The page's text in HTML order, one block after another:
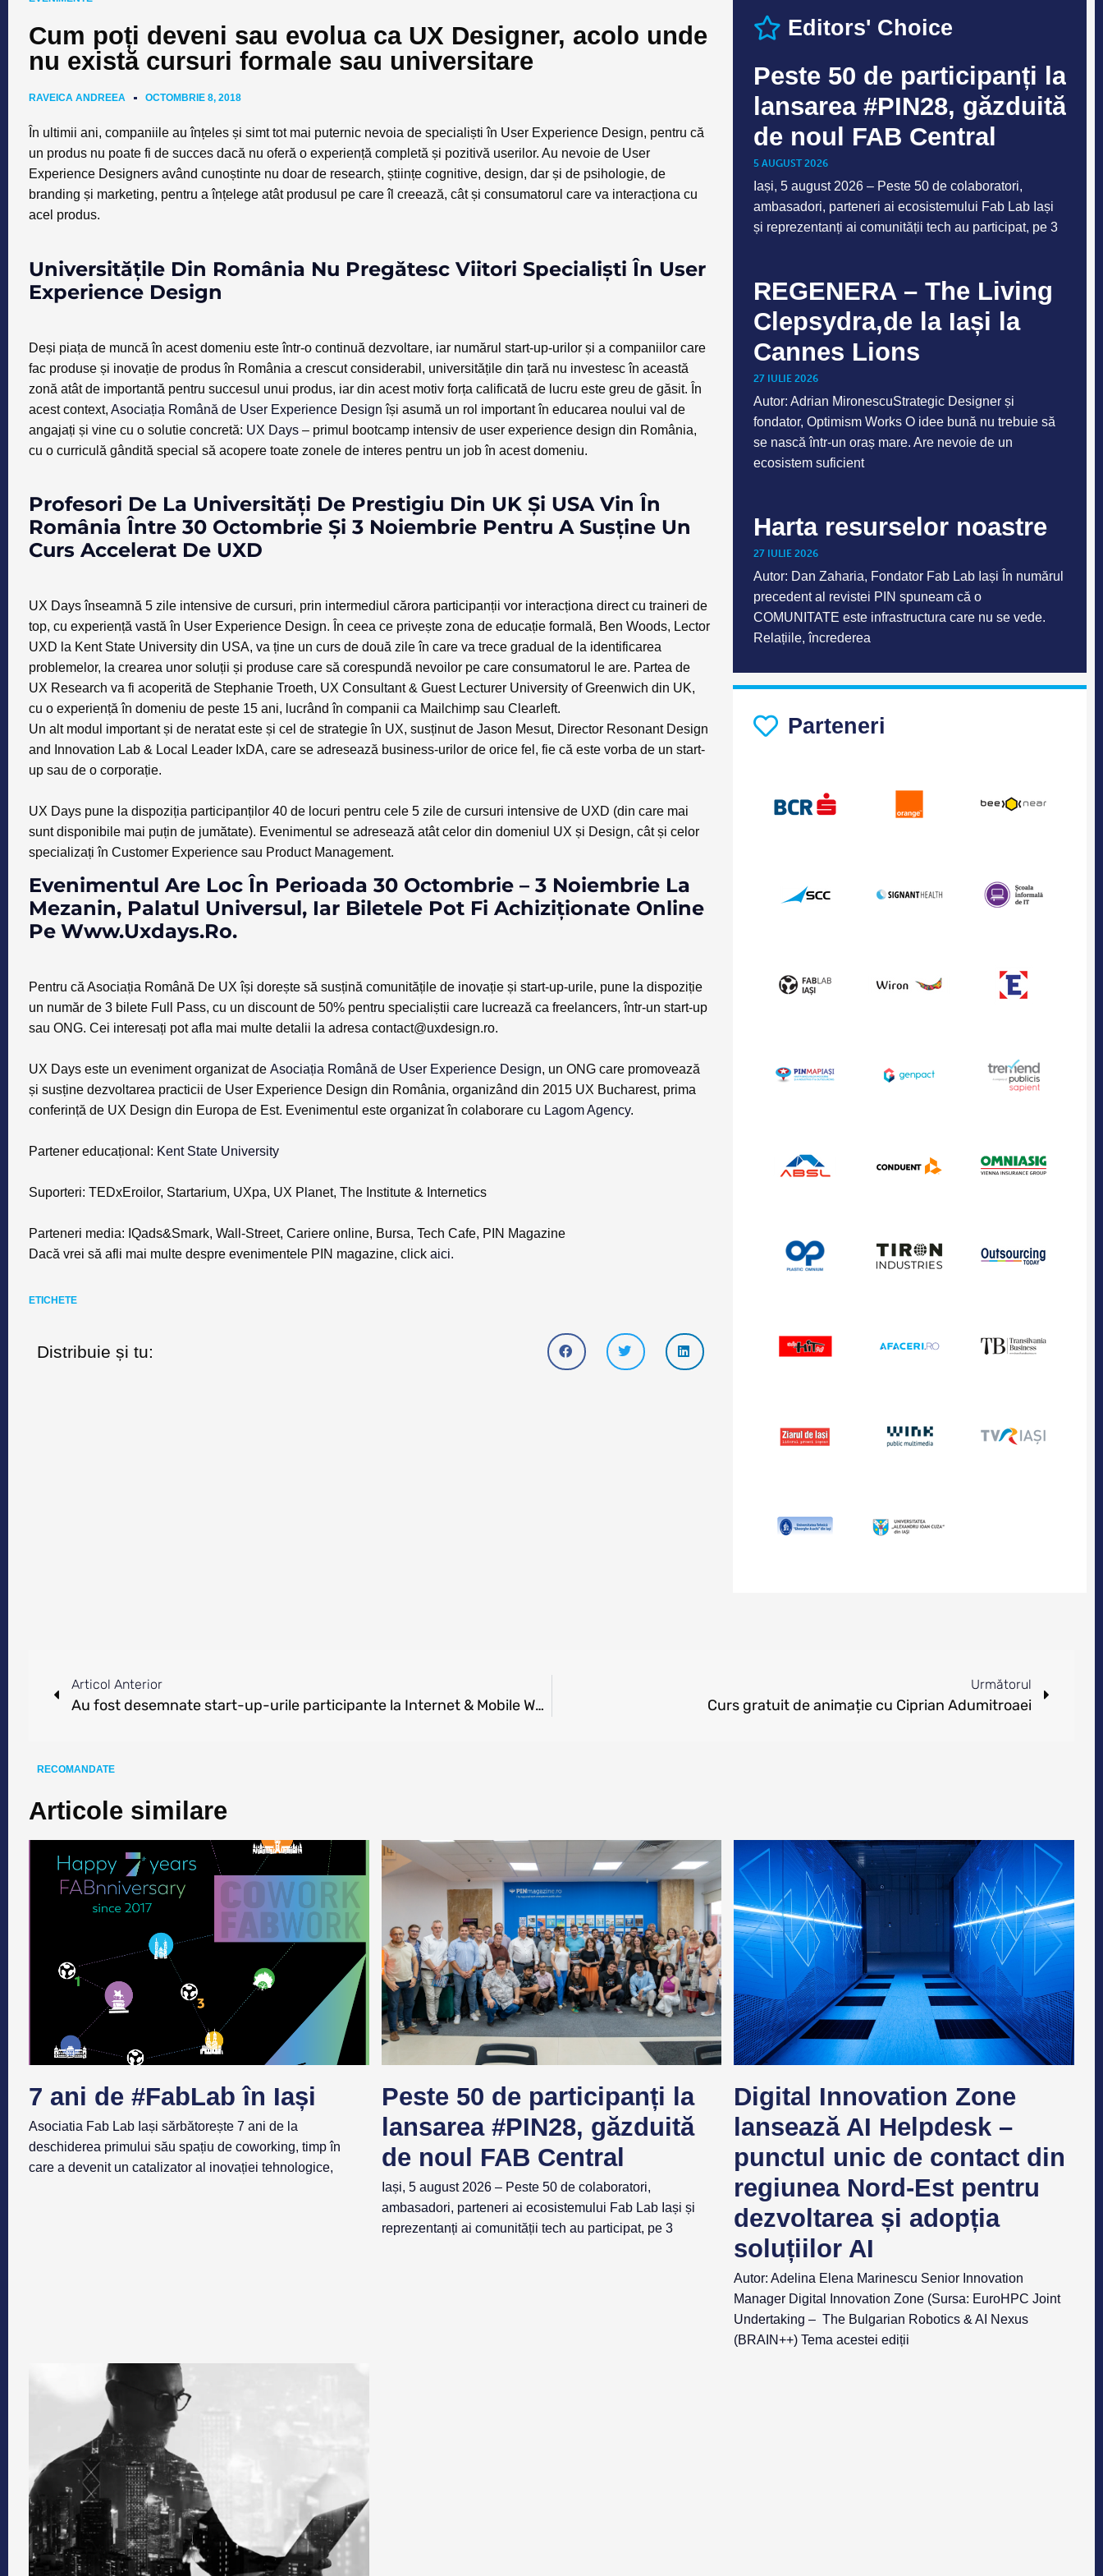
Cum poți deveni sau evolua ca UX Designer, acolo unde
nu există cursuri formale sau universitare
RAVEICA ANDREEA OCTOMBRIE 8, 2018
În ultimii ani, companiile au înțeles și simt tot mai puternic nevoia de specialiști în User Experience Design, pentru că
un produs nu poate fi de succes dacă nu oferă o experiență completă și pozitivă userilor. Au nevoie de User
Experience Designers având cunoștinte nu doar de research, științe cognitive, design, dar și de psihologie, de
branding și marketing, pentru a înțelege atât produsul pe care îl creează, cât și consumatorul care va interacționa cu
acel produs.
Universitățile Din România Nu Pregătesc Viitori Specialiști În User
Experience Design
Deși piața de muncă în acest domeniu este într-o continuă dezvoltare, iar numărul start-up-urilor și a companiilor care
fac produse și inovație de produs în România a crescut considerabil, universitățile din țară nu investesc în această
zonă atât de importantă pentru succesul unui produs, iar din acest motiv forța calificată de lucru este greu de găsit. În
acest context, Asociația Română de User Experience Design își asumă un rol important în educarea noului val de
angajați și vine cu o solutie concretă: UX Days – primul bootcamp intensiv de user experience design din România,
cu o curriculă gândită special să acopere toate zonele de interes pentru un job în acest domeniu.
Profesori De La Universități De Prestigiu Din UK Și USA Vin În
România Între 30 Octombrie Și 3 Noiembrie Pentru A Susține Un
Curs Accelerat De UXD
UX Days înseamnă 5 zile intensive de cursuri, prin intermediul cărora participanții vor interacționa direct cu traineri de
top, cu experiență vastă în User Experience Design. În ceea ce privește zona de educație formală, Ben Woods, Lector
UXD la Kent State University din USA, va ține un curs de două zile în care va trece gradual de la identificarea
problemelor, la crearea unor soluții și produse care să corespundă nevoilor pe care consumatorul le are. Partea de
UX Research va fi acoperită de Stephanie Troeth, UX Consultant & Guest Lecturer University of Greenwich din UK,
cu o experiență în domeniu de peste 15 ani, lucrând în companii ca Mailchimp sau Clearleft.
Un alt modul important și de neratat este și cel de strategie în UX, susținut de Jason Mesut, Director Resonant Design
and Innovation Lab & Local Leader IxDA, care se adresează business-urilor de orice fel, fie că este vorba de un start-
up sau de o corporație.
UX Days pune la dispoziția participanților 40 de locuri pentru cele 5 zile de cursuri intensive de UXD (din care mai
sunt disponibile mai puțin de jumătate). Evenimentul se adresează atât celor din domeniul UX și Design, cât și celor
specializați în Customer Experience sau Product Management.
Evenimentul Are Loc În Perioada 30 Octombrie – 3 Noiembrie La
Mezanin, Palatul Universul, Iar Biletele Pot Fi Achiziționate Online
Pe Www.uxdays.ro.
Pentru că Asociația Română De UX își dorește să susțină comunitățile de inovație și start-up-urile, pune la dispoziție
un număr de 3 bilete Full Pass, cu un discount de 50% pentru specialiștii care lucrează ca freelancers, într-un start-up
sau ONG. Cei interesați pot afla mai multe detalii la adresa contact@uxdesign.ro.
UX Days este un eveniment organizat de Asociația Română de User Experience Design, un ONG care promovează
și susține dezvoltarea practicii de User Experience Design din România, organizând din 2015 UX Bucharest, prima
conferință de UX Design din Europa de Est. Evenimentul este organizat în colaborare cu Lagom Agency.
Partener educațional : Kent State University
Suporteri: TEDxEroilor, Startarium, UXpa, UX Planet, The Institute & Internetics
Parteneri media: IQads&Smark, Wall-Street, Cariere online, Bursa, Tech Cafe, PIN Magazine
Dacă vrei să afli mai multe despre evenimentele PIN magazine, click aici.
ETICHETE
Distribuie și tu:
Editors' Choice
Peste 50 de participanți la
lansarea #PIN28, găzduită
de noul FAB Central
5 AUGUST 2026
Iași, 5 august 2026 – Peste 50 de colaboratori,
ambasadori, parteneri ai ecosistemului Fab Lab Iași
și reprezentanți ai comunității tech au participat, pe 3
REGENERA – The Living
Clepsydra,de la Iași la
Cannes Lions
27 IULIE 2026
Autor: Adrian MironescuStrategic Designer și
fondator, Optimism Works O idee bună nu trebuie să
se nască într-un oraș mare. Are nevoie de un
ecosistem suficient
Harta resurselor noastre
27 IULIE 2026
Autor: Dan Zaharia, Fondator Fab Lab Iași În numărul
precedent al revistei PIN spuneam că o
COMUNITATE este infrastructura care nu se vede.
Relațiile, încrederea
Parteneri
Articol Anterior
Au fost desemnate start-up-urile participante la Internet & Mobile World 2018
Următorul
Curs gratuit de animație cu Ciprian Adumitroaei
RECOMANDATE
Articole similare
7 ani de #FabLab în Iași
Asociatia Fab Lab Iași sărbătorește 7 ani de la
deschiderea primului său spațiu de coworking, timp în
care a devenit un catalizator al inovației tehnologice,
Peste 50 de participanți la
lansarea #PIN28, găzduită
de noul FAB Central
Iași, 5 august 2026 – Peste 50 de colaboratori,
ambasadori, parteneri ai ecosistemului Fab Lab Iași și
reprezentanți ai comunității tech au participat, pe 3
Digital Innovation Zone
lansează AI Helpdesk –
punctul unic de contact din
regiunea Nord-Est pentru
dezvoltarea și adopția
soluțiilor AI
Autor: Adelina Elena Marinescu Senior Innovation
Manager Digital Innovation Zone (Sursa: EuroHPC Joint
Undertaking – The Bulgarian Robotics & AI Nexus
(BRAIN++) Tema acestei ediții